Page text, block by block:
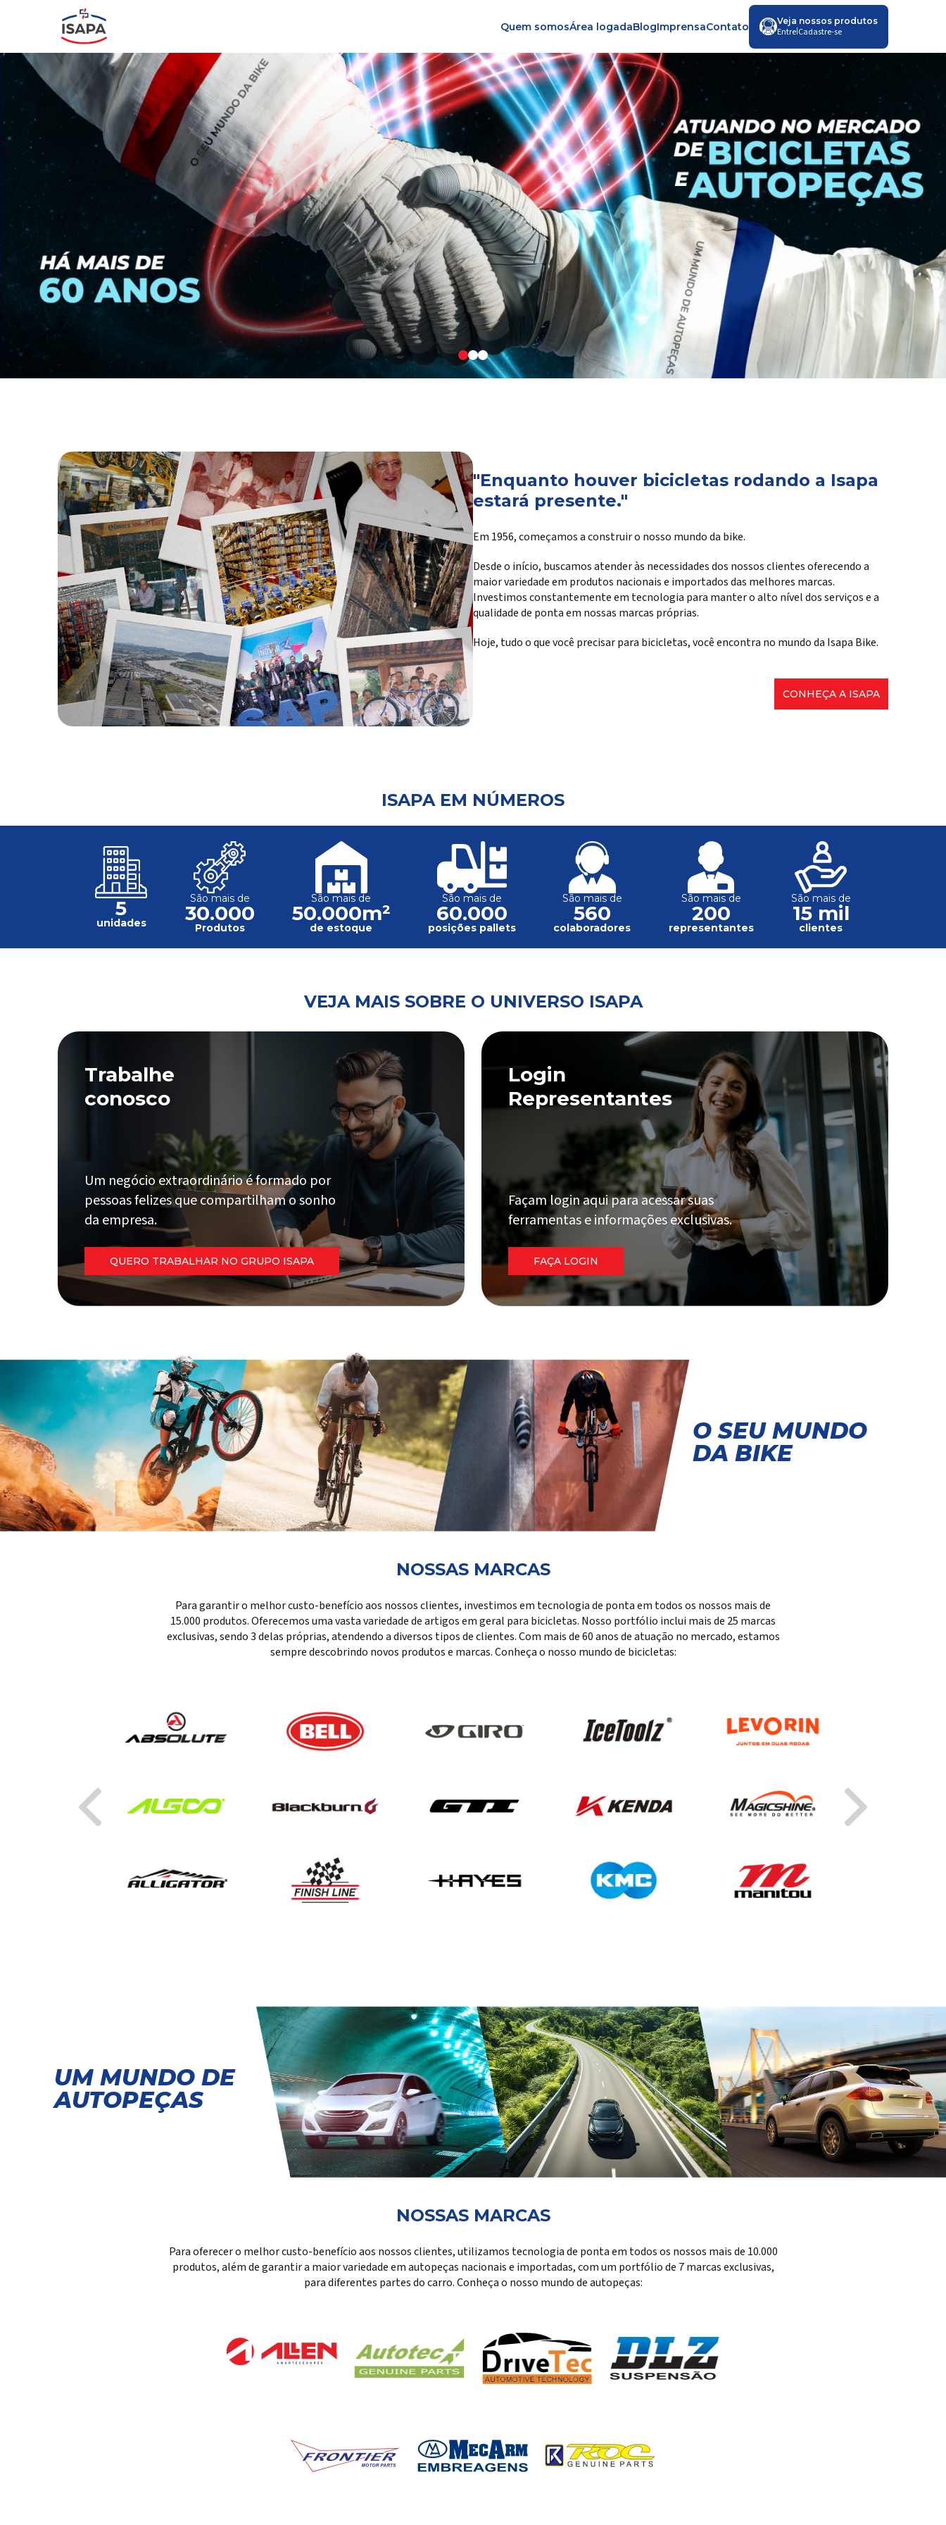
Quem somosÁrea logadaBlogImprensaContato Veja nossos produtos
Entre|Cadastre-se
"Enquanto houver bicicletas rodando a Isapa
estará presente."
Em 1956, começamos a construir o nosso mundo da bike.
Desde o início, buscamos atender às necessidades dos nossos clientes oferecendo a
maior variedade em produtos nacionais e importados das melhores marcas.
Investimos constantemente em tecnologia para manter o alto nível dos serviços e a
qualidade de ponta em nossas marcas próprias.
Hoje, tudo o que você precisar para bicicletas, você encontra no mundo da Isapa Bike.
CONHEÇA A ISAPA
ISAPA EM NÚMEROS
5
unidades
São mais de
30.000
Produtos
São mais de
50.000m²
de estoque
São mais de
60.000
posições pallets
São mais de
560
colaboradores
São mais de
200
representantes
São mais de
15 mil
clientes
VEJA MAIS SOBRE O UNIVERSO ISAPA
Trabalhe
conosco
Um negócio extraordinário é formado por
pessoas felizes que compartilham o sonho
da empresa.
QUERO TRABALHAR NO GRUPO ISAPA
Login
Representantes
Façam login aqui para acessar suas
ferramentas e informações exclusivas.
FAÇA LOGIN
O SEU MUNDO
DA BIKE
NOSSAS MARCAS
Para garantir o melhor custo-benefício aos nossos clientes, investimos em tecnologia de ponta em todos os nossos mais de
15.000 produtos. Oferecemos uma vasta variedade de artigos em geral para bicicletas. Nosso portfólio inclui mais de 25 marcas
exclusivas, sendo 3 delas próprias, atendendo a diversos tipos de clientes. Com mais de 60 anos de atuação no mercado, estamos
sempre descobrindo novos produtos e marcas. Conheça o nosso mundo de bicicletas:
UM MUNDO DE
AUTOPEÇAS
NOSSAS MARCAS
Para oferecer o melhor custo-benefício aos nossos clientes, utilizamos tecnologia de ponta em todos os nossos mais de 10.000
produtos, além de garantir a maior variedade em autopeças nacionais e importadas, com um portfólio de 7 marcas exclusivas,
para diferentes partes do carro. Conheça o nosso mundo de autopeças: